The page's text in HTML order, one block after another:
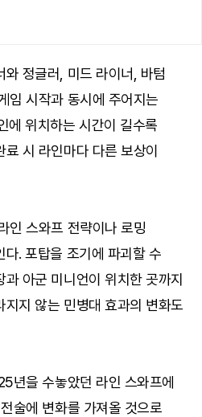
정글러, 미드 라이너, 바텀
임 시작과 동시에 주어지는
에 위치하는 시간이 길수록
시 라인마다 다른 보상이
인 스와프 전략이나 로밍
. 포탑을 조기에 파괴할 수
아군 미니언이 위치한 곳까지
지지 않는 민병대 효과의 변화도
년을 수놓았던 라인 스와프에
술에 변화를 가져올 것으로